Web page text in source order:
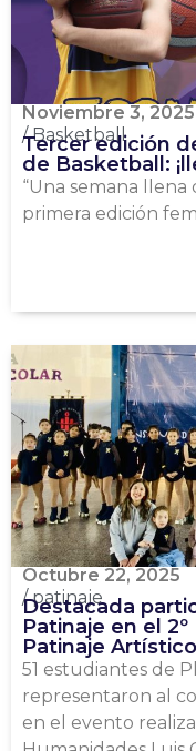
Noviembre 3, 2025
/Basketball
Tercer edición
de Basketball:
“Una semana
primera edición
Octubre 22, 2025
/patinaje
Destacada
Patinaje en el
Patinaje
51 estudiantes de
representaron al
en el evento